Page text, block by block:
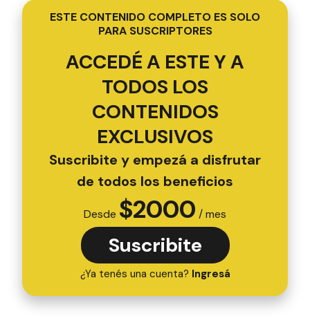
ESTE CONTENIDO COMPLETO ES SOLO
PARA SUSCRIPTORES
ACCEDÉ A ESTE Y A
TODOS LOS
CONTENIDOS
EXCLUSIVOS
Suscribite y empezá a disfrutar
de todos los beneficios
Desde $2000 / mes
Suscribite
¿Ya tenés una cuenta? Ingresá